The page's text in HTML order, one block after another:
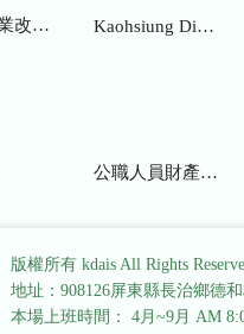
究彙報 Kaohsiung District Agricultural Research and Extension Station
公職人員財產申報
版權所有 kdais All Rights
地址：908126屏東縣長治鄉德
本場上班時間： 4月~9月 AM